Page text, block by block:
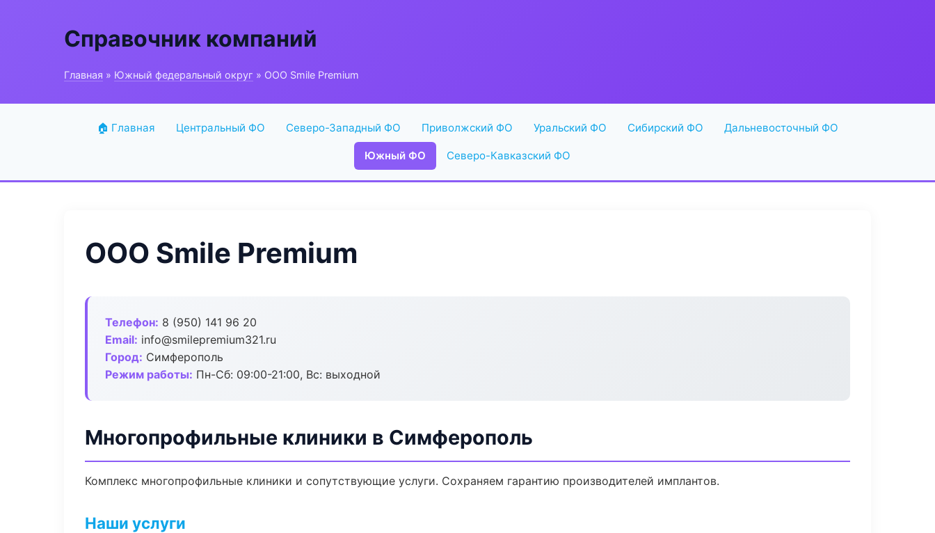
Справочник компаний
Главная » Южный федеральный округ » ООО Smile Premium
🏠 Главная Центральный ФО Северо-Западный ФО Приволжский ФО Уральский ФО Сибирский ФО Дальневосточный ФО
Южный ФО Северо-Кавказский ФО
ООО Smile Premium
Телефон: 8 (950) 141 96 20
Email: info@smilepremium321.ru
Город: Симферополь
Режим работы: Пн-Сб: 09:00-21:00, Вс: выходной
Многопрофильные клиники в Симферополь
Комплекс многопрофильные клиники и сопутствующие услуги. Сохраняем гарантию производителей имплантов.
Наши услуги